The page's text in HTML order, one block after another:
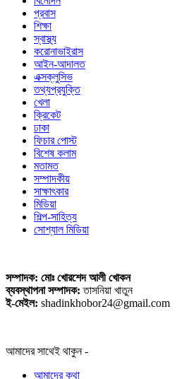
প্রবাস
শিক্ষা
স্বাস্থ্য
করোনাভাইরাস
আইন-আদালত
এক্সক্লুসিভ
তথ্যপ্রযুক্তি
খেলা
ক্রিকেট
ঢাকা
ফিচার পোস্ট
বিশেষ কলাম
মতামত
সম্পাদকীয়
সাক্ষাৎকার
মিডিয়া
শিল্প-সাহিত্য
সোশ্যাল মিডিয়া
সম্পাদক: মোঃ খোরশেদ আলী খোকন
ব্যবস্থাপনা সম্পাদক: তাসনিয়া খাতুন
ই-মেইল: shadinkhobor24@gmail.com
আমাদের সাথেই থাকুন -
আমাদের কথা